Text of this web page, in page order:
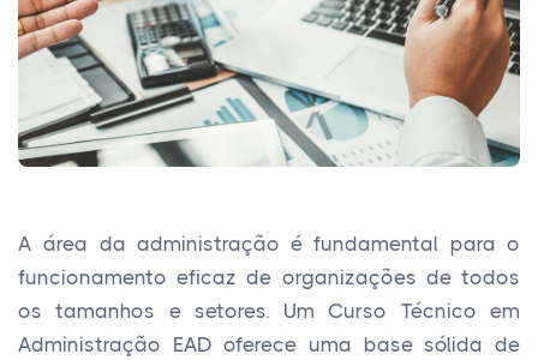
A área da administração é fundamental para o
funcionamento eficaz de organizações de todos
os tamanhos e setores. Um Curso Técnico em
Administração EAD oferece uma base sólida de